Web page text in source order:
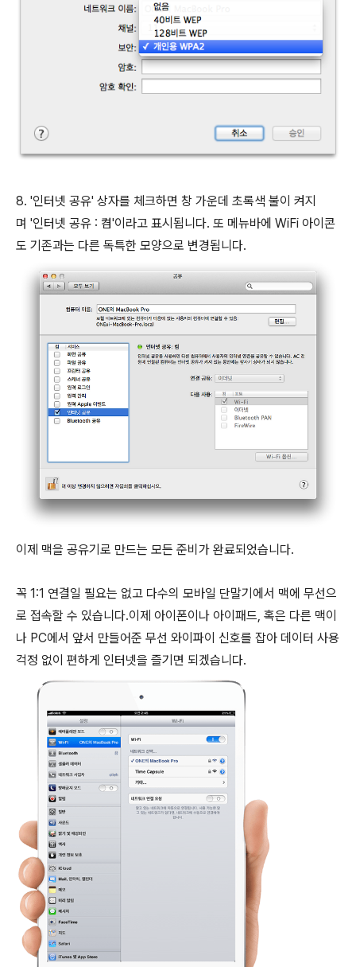
8. '인터넷 공유' 상자를 체크하면 창 가운데 초록색 불이 켜지
며 '인터넷 공유 : 켬'이라고 표시됩니다. 또 메뉴바에 WiFi 아이콘
도 기존과는 다른 독특한 모양으로 변경됩니다.
이제 맥을 공유기로 만드는 모든 준비가 완료되었습니다.
꼭 1:1 연결일 필요는 없고 다수의 모바일 단말기에서 맥에 무선으
로 접속할 수 있습니다.이제 아이폰이나 아이패드, 혹은 다른 맥이
나 PC에서 앞서 만들어준 무선 와이파이 신호를 잡아 데이터 사용
걱정 없이 편하게 인터넷을 즐기면 되겠습니다.